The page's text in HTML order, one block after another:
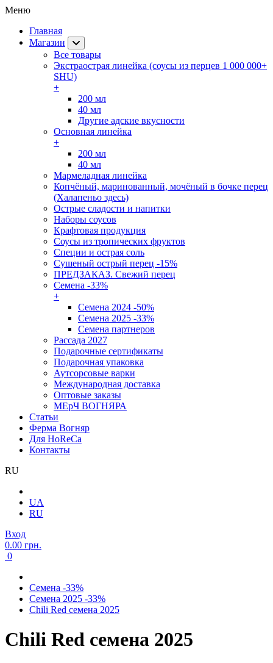
Меню
Главная
Магазин
Все товары
Экстраострая линейка (соусы из перцев 1 000 000+
SHU)
+
200 мл
40 мл
Другие адские вкусности
Основная линейка
+
200 мл
40 мл
Мармеладная линейка
Копчёный, маринованный, мочёный в бочке перец
(Халапеньо здесь)
Острые сладости и напитки
Наборы соусов
Крафтовая продукция
Cоусы из тропических фруктов
Специи и острая соль
Сушеный острый перец -15%
ПРЕДЗАКАЗ. Свежий перец
Семена -33%
+
Семена 2024 -50%
Семена 2025 -33%
Семена партнеров
Рассада 2027
Подарочные сертификаты
Подарочная упаковка
Аутсорсовые варки
Международная доставка
Оптовые заказы
МЕрЧ ВОГНЯРА
Статьи
Ферма Вогняр
Для HoReCa
Контакты
RU
UA
RU
Вход
0.00 грн.
0
Семена -33%
Семена 2025 -33%
Chili Red семена 2025
Chili Red семена 2025